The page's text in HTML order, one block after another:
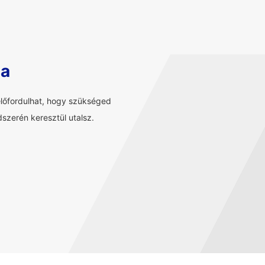
hogy szükséged
keresztül utalsz.